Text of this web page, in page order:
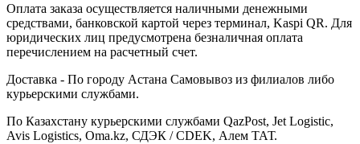
Оплата заказа осуществляется наличными денежными
средствами, банковской картой через терминал, Kaspi QR. Для
юридических лиц предусмотрена безналичная оплата
перечислением на расчетный счет.
Доставка - По городу Астана Самовывоз из филиалов либо
курьерскими службами.
По Казахстану курьерскими службами QazPost, Jet Logistic,
Avis Logistics, Oma.kz, СДЭК / CDEK, Алем ТАТ.